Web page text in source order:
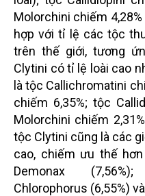
Molorchini chiếm
hợp với tỉ lệ các tộc
trên thế giới, tương
Clytini có tỉ lệ loài cao
là tộc Callichromatini
chiếm 6,35%; tộc
Molorchini chiếm
tộc Clytini cũng là các
cao, chiếm ưu thế
Demonax
Chlorophorus (6,55%)